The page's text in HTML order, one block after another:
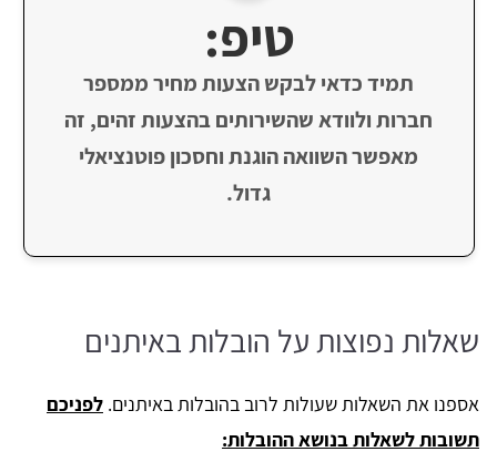
טיפ:
תמיד כדאי לבקש הצעות מחיר ממספר
חברות ולוודא שהשירותים בהצעות זהים, זה
מאפשר השוואה הוגנת וחסכון פוטנציאלי
גדול.
שאלות נפוצות על הובלות באיתנים
אספנו את השאלות שעולות לרוב בהובלות באיתנים. לפניכם
תשובות לשאלות בנושא ההובלות: